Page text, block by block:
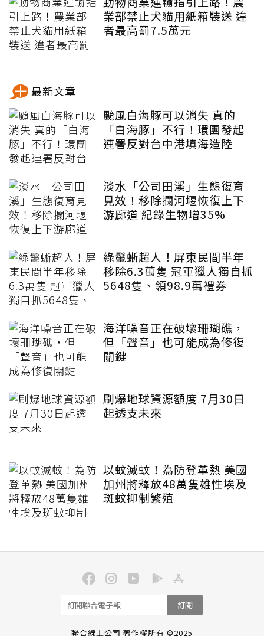
業部禁止犬貓用紙箱裝送 違
者最高罰7.5萬元
最新文章
颱風白海豚可以消失 真的
「白海豚」不行！環團發起
連署反對台中港填海造陸
淡水「公司田溪」生態復育
見效！移除攔河堰恢復上下
游廊道 紀錄生物增35%
綠鬣蜥超人！屏東民間半年
移除6.3萬隻 冠軍獵人獨自抓
5648隻、領98.9萬禮券
海洋噪音正在破壞珊瑚礁，
但「聲音」也可能成為修復
關鍵
刷爆地球資源額度 7月30日
起透支未來
以蚊滅蚊！為防登革熱 美國
加州將釋放48萬隻雄性埃及
斑蚊抑制繁殖
訂閱
聯合線上公司 著作權所有 ©2025